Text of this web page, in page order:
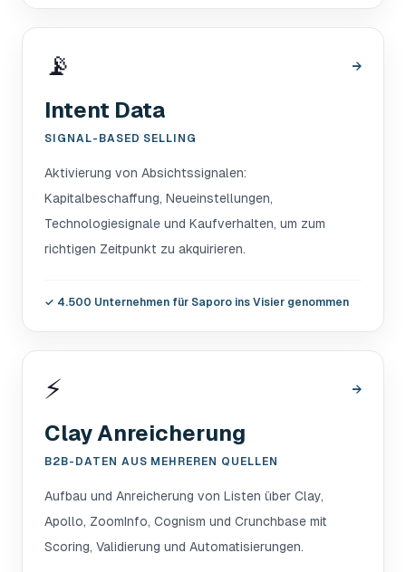
📡 →
Intent Data
SIGNAL-BASED SELLING
Aktivierung von Absichtssignalen:
Kapitalbeschaffung, Neueinstellungen,
Technologiesignale und Kaufverhalten, um zum
richtigen Zeitpunkt zu akquirieren.
✓ 4.500 Unternehmen für Saporo ins Visier genommen
⚡ →
Clay Anreicherung
B2B-DATEN AUS MEHREREN QUELLEN
Aufbau und Anreicherung von Listen über Clay,
Apollo, ZoomInfo, Cognism und Crunchbase mit
Scoring, Validierung und Automatisierungen.